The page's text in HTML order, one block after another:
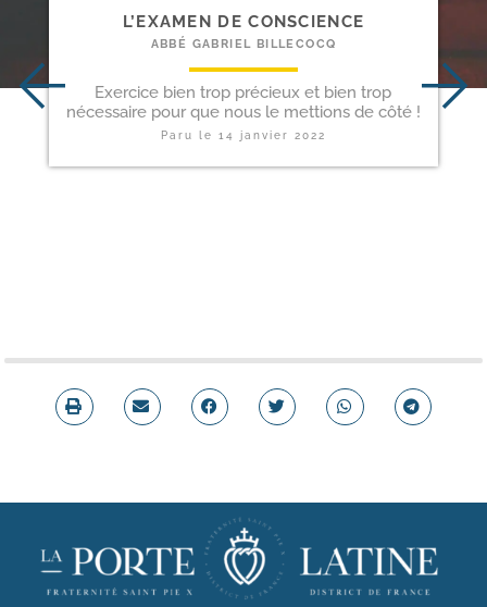
L’EXAMEN DE CONSCIENCE
ABBÉ GABRIEL BILLECOCQ
Exercice bien trop précieux et bien trop
nécessaire pour que nous le mettions de côté !
Paru le 14 janvier 2022